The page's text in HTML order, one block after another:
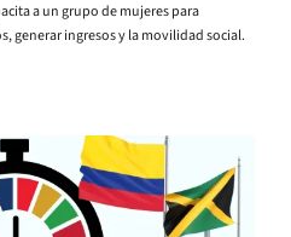
a un grupo de mujeres para
generar ingresos y la movilidad social.